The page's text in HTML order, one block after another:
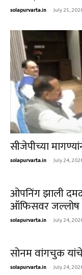
solapurvarta.in - July 25,
सीजेपीच्या
solapurvarta.in - July 24,
ओपनिंग झाली
ऑफिसवर जल्लोष
solapurvarta.in - July 24,
सोनम वांगचुक
solapurvarta.in - July 24,